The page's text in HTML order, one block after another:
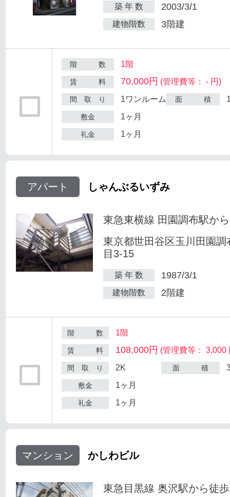
築 年 数 2003/3/1
建物階数 3階建
階 数 1階
賃 料 70,000円 (管理費等： - 円)
間 取 り 1ワンルーム 面 積
敷金 1ヶ月
礼金 1ヶ月
アパート しゃんぶるいずみ
東急東横線 田園調布駅か
東京都世田谷区玉川田園調
目3-15
築 年 数 1987/3/1
建物階数 2階建
階 数 1階
賃 料 108,000円 (管理費等： 3,000
間 取 り 2K 面 積
敷金 1ヶ月
礼金 1ヶ月
マンション かしわビル
東急目黒線 奥沢駅から徒